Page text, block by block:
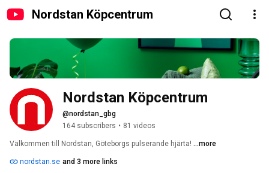
Nordstan Köpcentrum
Nordstan Köpcentrum
@nordstan_gbg
164 subscribers • 81 videos
Välkommen till Nordstan, Göteborgs pulserande hjärta! ...more
nordstan.se and 3 more links